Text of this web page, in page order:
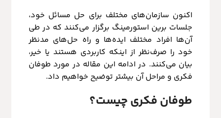
اکنون سازمان‌های مختلف برای حل مسائل خود،
جلسات برین استورمینگ برگزار می‌کنند که در طی
آن‌ها افراد مختلف ایده‌ها و راه حل‌های مدنظر
خود را صرف‌نظر از اینکه کاربردی هستند یا خیر،
بیان می‌کنند. در ادامه این مقاله در مورد طوفان
فکری و مراحل آن بیشتر توضیح خواهیم داد.
طوفان فکری چیست؟